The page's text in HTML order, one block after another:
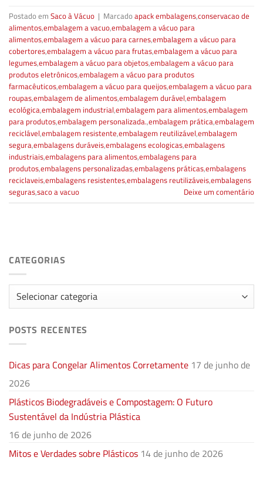
Postado em Saco à Vácuo | Marcadoapack embalagens,conservacao de
alimentos,embalagem a vacuo,embalagem a vácuo para
alimentos,embalagem a vácuo para carnes,embalagem a vácuo para
cobertores,embalagem a vácuo para frutas,embalagem a vácuo para
legumes,embalagem a vácuo para objetos,embalagem a vácuo para
produtos eletrônicos,embalagem a vácuo para produtos
farmacêuticos,embalagem a vácuo para queijos,embalagem a vácuo para
roupas,embalagem de alimentos,embalagem durável,embalagem
ecológica,embalagem industrial,embalagem para alimentos,embalagem
para produtos,embalagem personalizada.,embalagem prática,embalagem
reciclável,embalagem resistente,embalagem reutilizável,embalagem
segura,embalagens duráveis,embalagens ecologicas,embalagens
industriais,embalagens para alimentos,embalagens para
produtos,embalagens personalizadas,embalagens práticas,embalagens
reciclaveis,embalagens resistentes,embalagens reutilizáveis,embalagens
seguras,saco a vacuo Deixe um comentário
CATEGORIAS
Categorias
POSTS RECENTES
Dicas para Congelar Alimentos Corretamente 17 de junho de
2026
Plásticos Biodegradáveis e Compostagem: O Futuro
Sustentável da Indústria Plástica
16 de junho de 2026
Mitos e Verdades sobre Plásticos 14 de junho de 2026